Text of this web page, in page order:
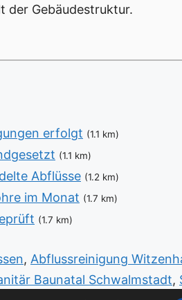
der Gebäudestruktur.
erfolgt (1.1 km)
(1.1 km)
Abflüsse (1.2 km)
im Monat (1.7 km)
(1.7 km)
, Abflussreinigung
Baunatal Schwalmstadt,